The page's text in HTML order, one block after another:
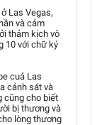
Las Vegas,
và cảm
thảm kịch vô
10 với chữ ký
cuả Las
cảnh sát và
cũng cho biết
bị thương và
lòng thương